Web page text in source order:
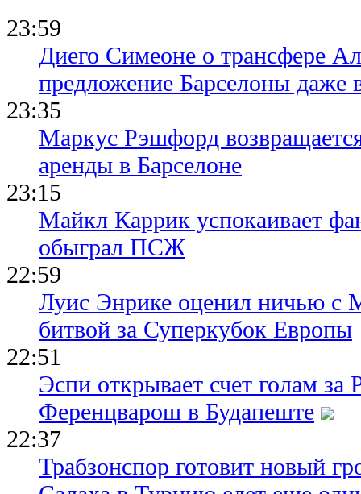
23:59
Диего Симеоне о трансфере
предложение Барселоны даже
23:35
Маркус Рэшфорд
аренды в Барселоне
23:15
Майкл Каррик успокаивает
обыграл ПСЖ
22:59
Луис Энрике оценил ничью с
битвой за Суперкубок Европы
22:51
Эспи открывает счет голам
Ференцварош в Будапеште
22:37
Трабзонспор готовит новый